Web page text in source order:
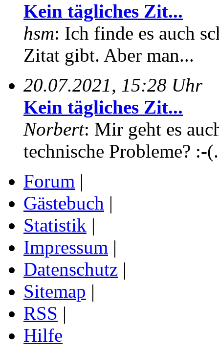
Kein tägliches Zit...
hsm: Ich finde es auch
Zitat gibt. Aber man...
20.07.2021, 15:28 Uhr
Kein tägliches Zit...
Norbert: Mir geht es
technische Probleme? :-
Forum |
Gästebuch |
Statistik |
Impressum |
Datenschutz |
Sitemap |
RSS |
Hilfe